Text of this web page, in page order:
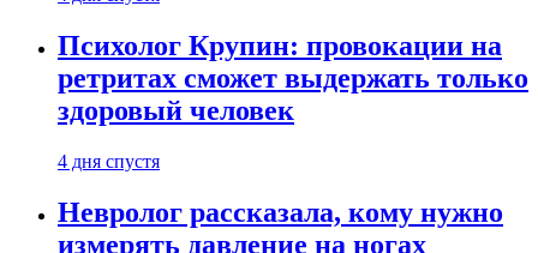
Психолог Крупин: провокации на
ретритах сможет выдержать только
здоровый человек
4 дня спустя
Невролог рассказала, кому нужно
измерять давление на ногах